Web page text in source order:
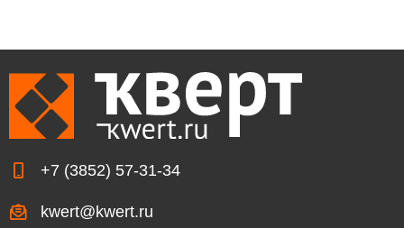
Перезвоните, нужна помощь
+7 (3852) 57-31-34
 kwert@kwert.ru